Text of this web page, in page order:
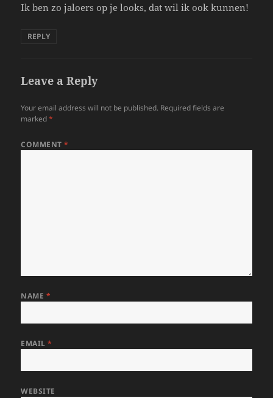
Ik ben zo jaloers op je looks, dat wil ik ook kunnen!
REPLY
Leave a Reply
Your email address will not be published. Required fields are
marked*
COMMENT*
NAME *
EMAIL*
WEBSITE